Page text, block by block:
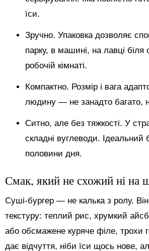
їси.
Зручно. Упаковка дозволяє
парку, в машині, на лавці біля
робочій кімнаті.
Компактно. Розмір і вага
людину — не занадто багато,
Ситно, але без тяжкості. У
складні вуглеводи. Ідеальний
половини дня.
Смак, який не схожий ні на
Суші-бургер — не калька з ролу.
текстуру: теплий рис, хрумкий
або обсмажене куряче філе, трохи
дає відчуття, ніби їси щось нове,